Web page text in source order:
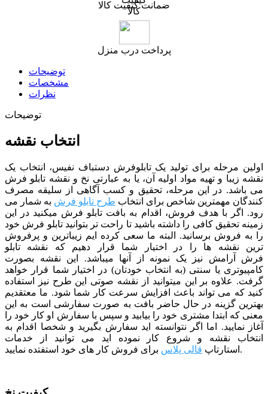
ضمانت کیفیت کالا
پرداخت درب منزل
توضیحات
مشخصات
نظرات
توضیحات
انتخاب نقشه
اولین مرحله برای تولید یک تابلوفرش دستباف نفیس، انتخاب یک
نقشه زیبا و تهیه مواد اولیه آن، یا به عبارتی نخ و نقشه تابلو فرش
می باشد. در این مرحله، تحقیق و کسب آگاهی از سلیقه مصرف
کنندگان مهمترین شاخص برای انتخاب طرح تابلو فرش به شمار می
رود. اگر با هدف فروش، اقدام به بافت تابلو فرش میکنید در این
زمینه تحقیق کافی را داشته باشید تا راحت تر بتوانید تابلو فرش خود
را به فروش برسانید. البته ما سعی کرده ایم زیباترین و پرفروش
ترین نقشه ها را در اختیار شما قرار دهیم که نقشه تابلو
فرش آرامش نیز یک نمونه از آنها میباشد. این نقشه بصورت
کامپیوتری یا سنتی (به انتخاب خودتان) در اختیار شما قرار خواهد
گرفت. علاوه بر این میتوانید از نقشه صوتی این طرح نیز استفاده
کنید که می تواند باعث افزایش سرعت کار شما شود. ما معتقدیم
بهترین گزینه در حال حاضر بافت به صورت سفارشی است به این
معنی که ابتدا مشتری خود را بیابید و سپس با سفارش او کار خود را
آغاز نمایید. اما اگر نتوانسته اید سفارش بگیرید و شخصا اقدام به
انتخاب نقشه و شروع کار نموده اید می توانید از خدمات
استارتاپ قالی پلاس برای فروش کار های خود استفتده نمایید.